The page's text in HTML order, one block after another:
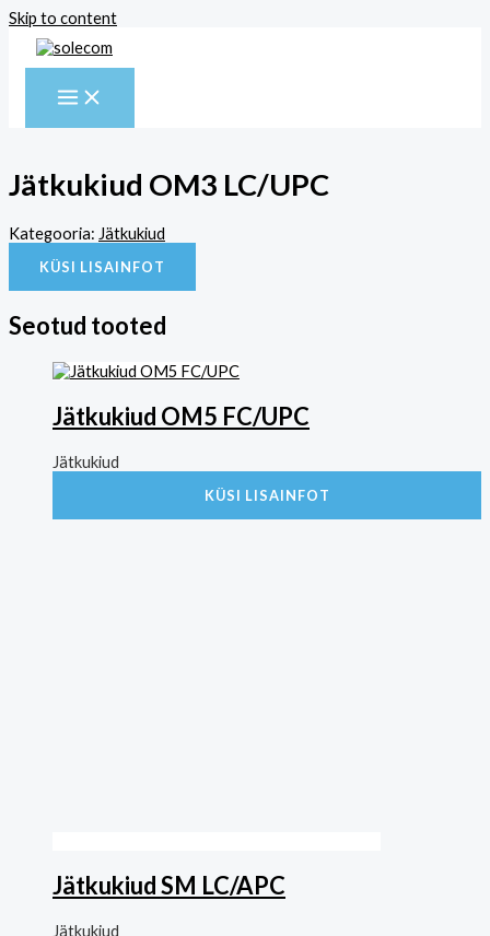
Skip to content
Jätkukiud OM3 LC/UPC
Kategooria: Jätkukiud
KÜSI LISAINFOT
Seotud tooted
Jätkukiud OM5 FC/UPC
Jätkukiud
KÜSI LISAINFOT
Jätkukiud SM LC/APC
Jätkukiud